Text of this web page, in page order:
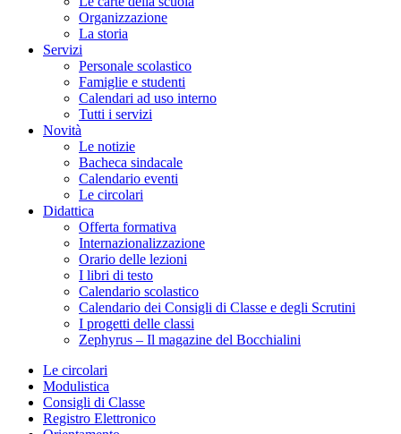
Organizzazione
La storia
Servizi
Personale scolastico
Famiglie e studenti
Calendari ad uso interno
Tutti i servizi
Novità
Le notizie
Bacheca sindacale
Calendario eventi
Le circolari
Didattica
Offerta formativa
Internazionalizzazione
Orario delle lezioni
I libri di testo
Calendario scolastico
Calendario dei Consigli di Classe e degli Scrutini
I progetti delle classi
Zephyrus – Il magazine del Bocchialini
Le circolari
Modulistica
Consigli di Classe
Registro Elettronico